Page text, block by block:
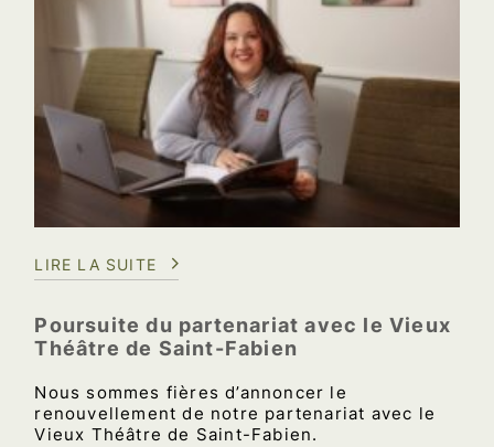
LIRE LA SUITE
Poursuite du partenariat avec le Vieux
Théâtre de Saint-Fabien
Nous sommes fières d’annoncer le
renouvellement de notre partenariat avec le
Vieux Théâtre de Saint-Fabien.